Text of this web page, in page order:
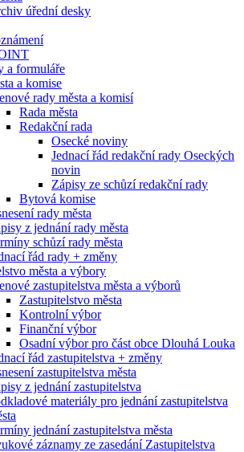
úřední desky
a formuláře
a komise
rady města a komisí
Rada města
Redakční rada
Osecké noviny
Jednací řád redakční rady Oseckých
novin
Zápisy ze schůzí redakční rady
Bytová komise
rady města
z jednání rady města
schůzí rady města
řád rady + změny
města a výbory
zastupitelstva města a výborů
Zastupitelstvo města
Kontrolní výbor
Finanční výbor
Osadní výbor pro část obce Dlouhá Louka
řád zastupitelstva + změny
zastupitelstva města
z jednání zastupitelstva
materiály pro jednání zastupitelstva
jednání zastupitelstva města
záznamy ze zasedání Zastupitelstva